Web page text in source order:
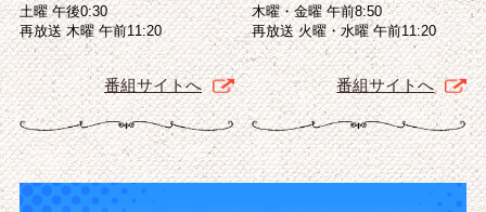
土曜 午後0:30
再放送 木曜 午前11:20
番組サイトへ
木曜・金曜 午前8:50
再放送 火曜・水曜 午前11:20
番組サイトへ